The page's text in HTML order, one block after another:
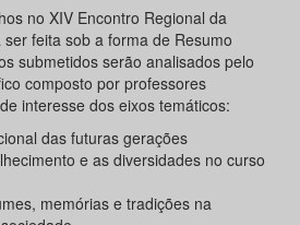
no XIV Encontro Regional da
feita sob a forma de Resumo
submetidos serão analisados pelo
composto por professores
interesse dos eixos temáticos:
das futuras gerações
e as diversidades no curso
memórias e tradições na